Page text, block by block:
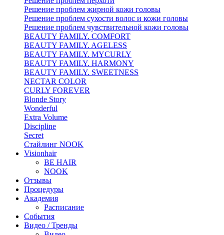
Решение проблем жирной кожи головы
Решение проблем сухости волос и кожи головы
Решение проблем чувствительной кожи головы
BEAUTY FAMILY. COMFORT
BEAUTY FAMILY. AGELESS
BEAUTY FAMILY. MYCURLY
BEAUTY FAMILY. HARMONY
BEAUTY FAMILY. SWEETNESS
NECTAR COLOR
CURLY FOREVER
Blonde Story
Wonderful
Extra Volume
Discipline
Secret
Стайлинг NOOK
Visionhair
BE HAIR
NOOK
Отзывы
Процедуры
Академия
Расписание
События
Видео / Тренды